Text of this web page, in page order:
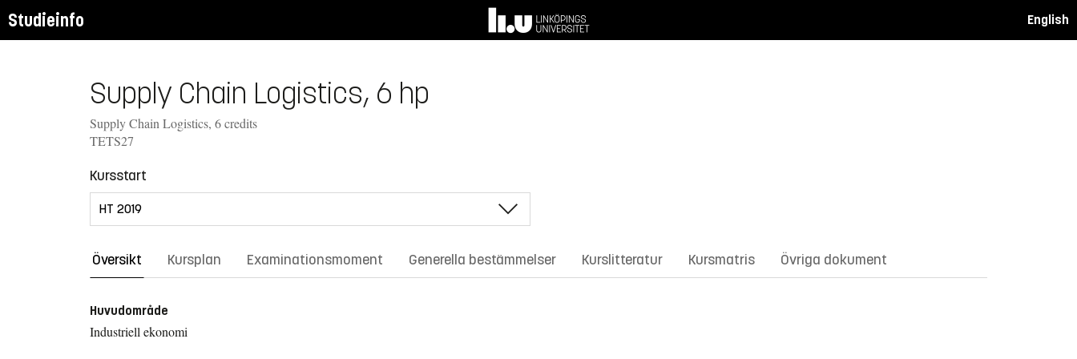
Studieinfo English
Supply Chain Logistics, 6 hp
Supply Chain Logistics, 6 credits
TETS27
Kursstart
Översikt Kursplan Examinationsmoment Generella bestämmelser Kurslitteratur Kursmatris Övriga dokument
Huvudområde
Industriell ekonomi